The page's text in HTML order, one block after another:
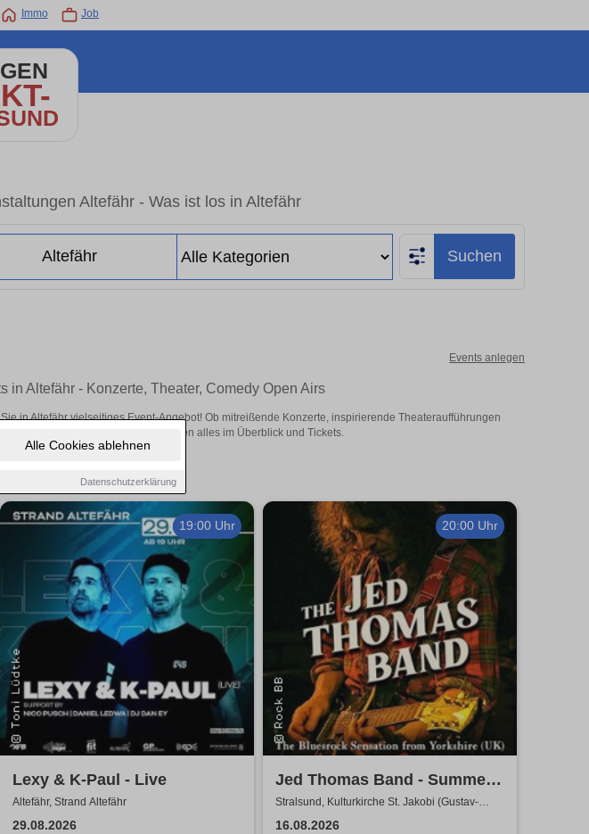
Alle Cookies ablehnen
Datenschutzerklärung
Immo Job
Altefähr - Was ist los in Altefähr
Suchen
Events anlegen
in Altefähr - Konzerte, Theater, Comedy Open Airs
in Altefähr vielseitiges Event-Angebot! Ob mitreißende Konzerte, inspirierende Theateraufführungen
in Altefähr – hier finden alles im Überblick und Tickets.
19:00 Uhr
Lexy & K-Paul - Live
Altefähr, Strand Altefähr
29.08.2026
20:00 Uhr
Jed Thomas Band - Summer
Tour 2026
Stralsund, Kulturkirche St. Jakobi (Gustav-
Adolf-Saal)
16.08.2026